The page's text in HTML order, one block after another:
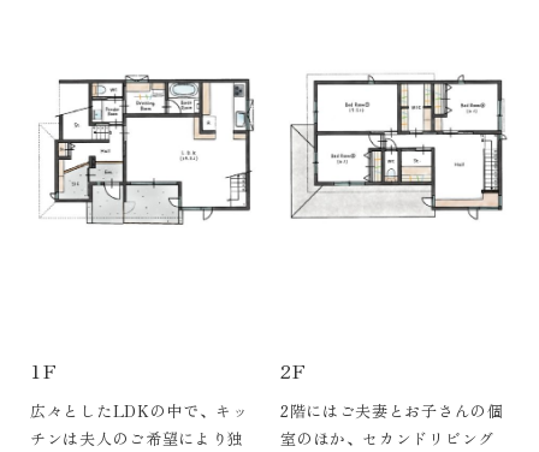
1F
広々としたLDKの中で、キッ
チンは夫人のご希望により独
2F
2階にはご夫妻とお子さんの個
室のほか、セカンドリビング